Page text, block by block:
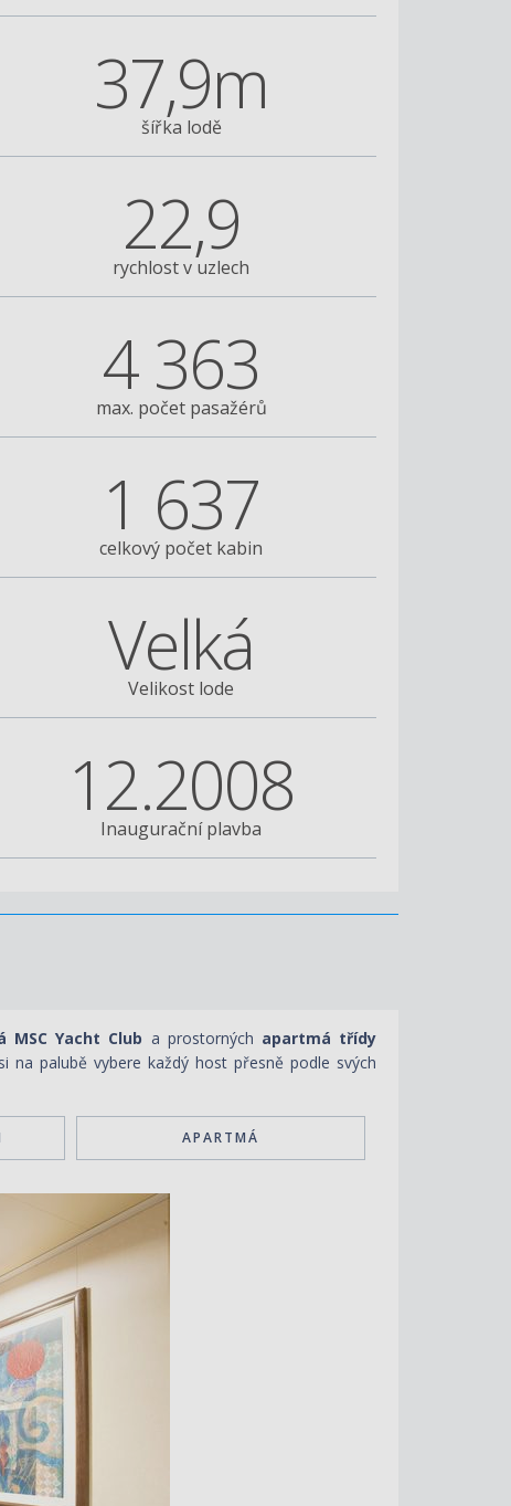
37,9m
šířka lodě
22,9
rychlost v uzlech
4 363
max. počet pasažérů
1 637
celkový počet kabin
Velká
Velikost lode
12.2008
Inaugurační plavba
MSC Yacht Club a prostorných apartmá třídy
na palubě vybere každý host přesně podle svých
APARTMÁ